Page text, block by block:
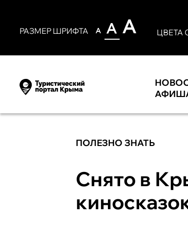
РАЗМЕР ШРИФТА ЦВЕТА
ПОЛЕЗНО ЗНАТЬ
Снято в